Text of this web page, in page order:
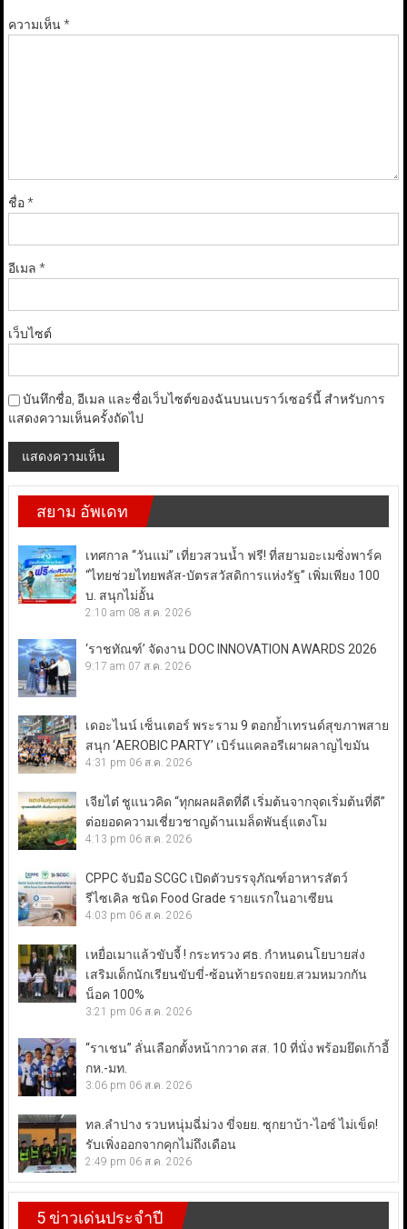
ความเห็น*
ชื่อ*
อีเมล *
เว็บไซต์
บันทึกชื่อ, อีเมล และชื่อเว็บไซต์ของฉันบนเบราว์เซอร์นี้ สำหรับการ
แสดงความเห็นครั้งถัดไป
สยาม อัพเดท
เทศกาล “วันแม่” เที่ยวสวนน้ำ ฟรี! ที่สยามอะเมซิ่งพาร์ค
“ไทยช่วยไทยพลัส-บัตรสวัสดิการแห่งรัฐ” เพิ่มเพียง 100
บ. สนุกไม่อั้น
2:10 am 08 ส.ค. 2026
‘ราชทัณฑ์’ จัดงาน DOC INNOVATION AWARDS 2026
9:17 am 07 ส.ค. 2026
เดอะไนน์ เซ็นเตอร์ พระราม 9 ตอกย้ำเทรนด์สุขภาพสาย
สนุก ‘AEROBIC PARTY’ เบิร์นแคลอรีเผาผลาญไขมัน
4:31 pm 06 ส.ค. 2026
เจียไต๋ ชูแนวคิด “ทุกผลผลิตที่ดี เริ่มต้นจากจุดเริ่มต้นที่ดี”
ต่อยอดความเชี่ยวชาญด้านเมล็ดพันธุ์แตงโม
4:13 pm 06 ส.ค. 2026
CPPC จับมือ SCGC เปิดตัวบรรจุภัณฑ์อาหารสัตว์
รีไซเคิล ชนิด Food Grade รายแรกในอาเซียน
4:03 pm 06 ส.ค. 2026
เหยื่อเมาแล้วขับจี้ ! กระทรวง ศธ. กำหนดนโยบายส่ง
เสริมเด็กนักเรียนขับขี่-ซ้อนท้ายรถจยย.สวมหมวกกัน
น็อค 100%
3:21 pm 06 ส.ค. 2026
“ราเชน” ลั่นเลือกตั้งหน้ากวาด สส. 10 ที่นั่ง พร้อมยึดเก้าอี้
กห.-มท.
3:06 pm 06 ส.ค. 2026
ทล.ลำปาง รวบหนุ่มฉี่ม่วง ขี่จยย. ซุกยาบ้า-ไอซ์ ไม่เข็ด!
รับเพิ่งออกจากคุกไม่ถึงเดือน
2:49 pm 06 ส.ค. 2026
5 ข่าวเด่นประจำปี